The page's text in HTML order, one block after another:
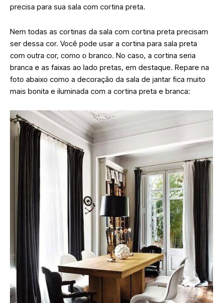
precisa para sua sala com cortina preta.
Nem todas as cortinas da sala com cortina preta precisam
ser dessa cor. Você pode usar a cortina para sala preta
com outra cor, como o branco. No caso, a cortina seria
branca e as faixas ao lado pretas, em destaque. Repare na
foto abaixo como a decoração da sala de jantar fica muito
mais bonita e iluminada com a cortina preta e branca: